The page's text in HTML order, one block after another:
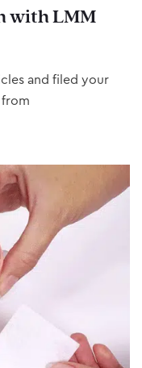
with LMM
and filed your
from